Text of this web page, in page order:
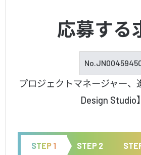
応募する
No.
プロジェクトマネージャー、
Design Studio​】
STEP 1 STEP 2